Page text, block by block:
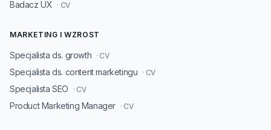
Badacz UX · CV
MARKETING I WZROST
Specjalista ds. growth · CV
Specjalista ds. content marketingu · CV
Specjalista SEO · CV
Product Marketing Manager · CV